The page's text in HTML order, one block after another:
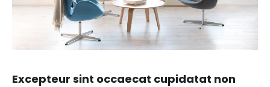
Excepteur sint occaecat cupidatat non